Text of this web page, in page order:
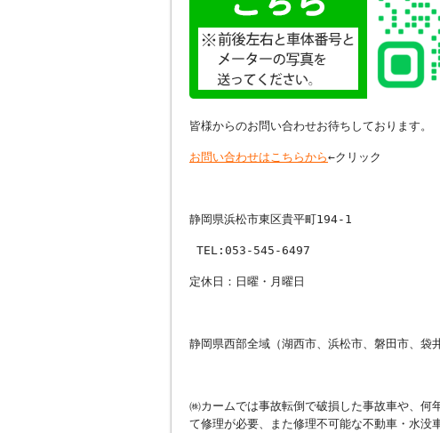
皆様からのお問い合わせお待ちしております。
お問い合わせはこちらから←クリック
静岡県浜松市東区貴平町194-1
TEL:053-545-6497
定休日：日曜・月曜日
静岡県西部全域（湖西市、浜松市、磐田市、
㈱カームでは事故転倒で破損した事故車や、何
て修理が必要、また修理不可能な不動車・水没